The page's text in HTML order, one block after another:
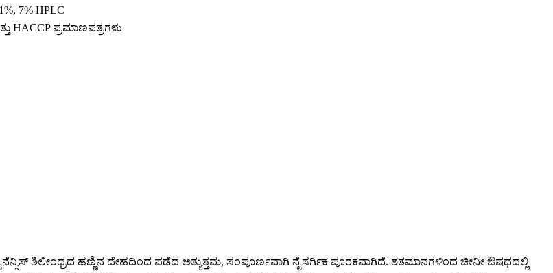
7% HPLC
HACCP ಪ್ರಮಾಣಪತ್ರಗಳು
ಶಿಲೀಂಧ್ರದ ಹಣ್ಣಿನ ದೇಹದಿಂದ ಪಡೆದ ಅತ್ಯುತ್ತಮ, ಸಂಪೂರ್ಣವಾಗಿ ನೈಸರ್ಗಿಕ ಪೂರಕವಾಗಿದೆ. ಶತಮಾನಗಳಿಂದ ಚೀನೀ ಔಷಧದಲ್ಲಿ